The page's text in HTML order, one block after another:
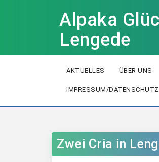
Alpaka
Lengede
AKTUELLES ÜBER UNS
IMPRESSUM/DATENSCHUTZ
Zwei Cria in